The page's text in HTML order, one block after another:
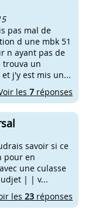
pas mal de
d une mbk 51
n ayant pas de
trouva un
j'y est mis un...
les 7 réponses
savoir si ce
pour en
une culasse
| | v...
les 23 réponses